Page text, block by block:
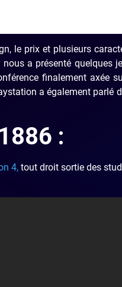
le prix et plusieurs
nous a présenté quelques
finalement axée
a également parlé
:
4, tout droit sortie des